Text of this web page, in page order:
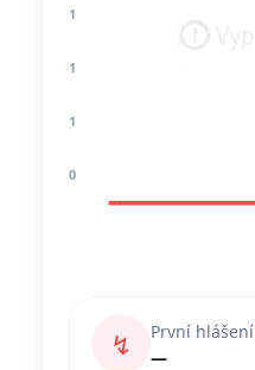
1
1
1
0
↯
První hlášení
—